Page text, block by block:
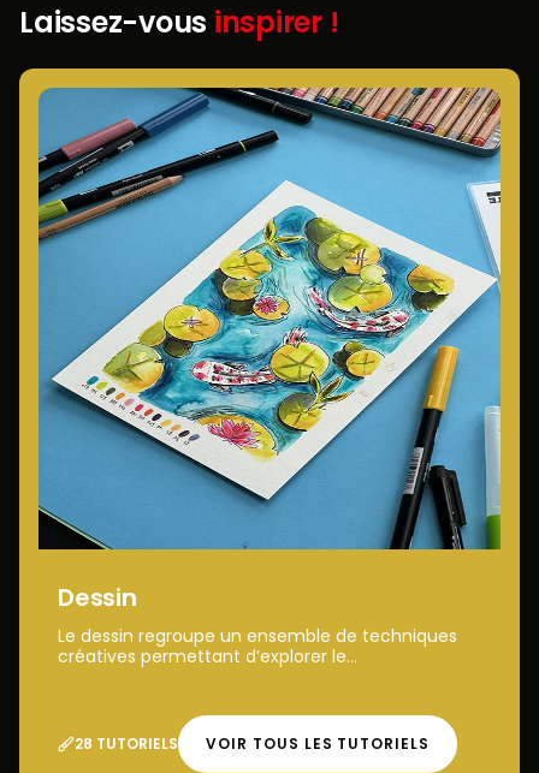
Laissez-vous inspirer !
Dessin
Le dessin regroupe un ensemble de techniques
créatives permettant d’explorer le...
28 TUTORIELS VOIR TOUS LES TUTORIELS